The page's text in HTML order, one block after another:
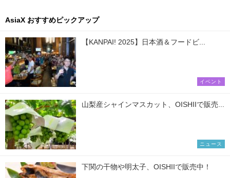
AsiaX おすすめピックアップ
【KANPAI! 2025】日本酒＆フードビ...
イベント
山梨産シャインマスカット、OISHIIで販売...
ニュース
下関の干物や明太子、OISHIIで販売中！